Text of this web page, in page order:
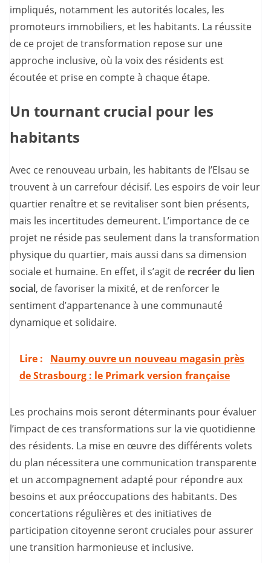
impliqués, notamment les autorités locales, les
promoteurs immobiliers, et les habitants. La réussite
de ce projet de transformation repose sur une
approche inclusive, où la voix des résidents est
écoutée et prise en compte à chaque étape.
Un tournant crucial pour les
habitants
Avec ce renouveau urbain, les habitants de l’Elsau se
trouvent à un carrefour décisif. Les espoirs de voir leur
quartier renaître et se revitaliser sont bien présents,
mais les incertitudes demeurent. L’importance de ce
projet ne réside pas seulement dans la transformation
physique du quartier, mais aussi dans sa dimension
sociale et humaine. En effet, il s’agit de recréer du lien
social, de favoriser la mixité, et de renforcer le
sentiment d’appartenance à une communauté
dynamique et solidaire.
Lire :
Naumy ouvre un nouveau magasin près
de Strasbourg : le Primark version française
Les prochains mois seront déterminants pour évaluer
l’impact de ces transformations sur la vie quotidienne
des résidents. La mise en œuvre des différents volets
du plan nécessitera une communication transparente
et un accompagnement adapté pour répondre aux
besoins et aux préoccupations des habitants. Des
concertations régulières et des initiatives de
participation citoyenne seront cruciales pour assurer
une transition harmonieuse et inclusive.